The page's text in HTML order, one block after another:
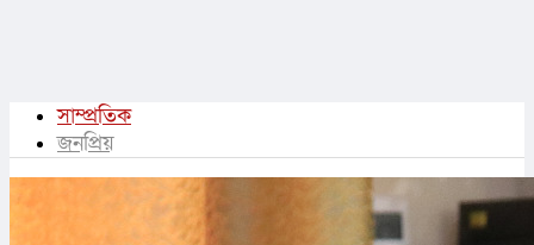
সাম্প্রতিক
জনপ্রিয়